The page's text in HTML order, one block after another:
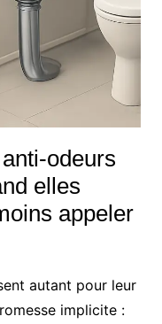
odeurs
elles
appeler
autant pour leur
implicite :